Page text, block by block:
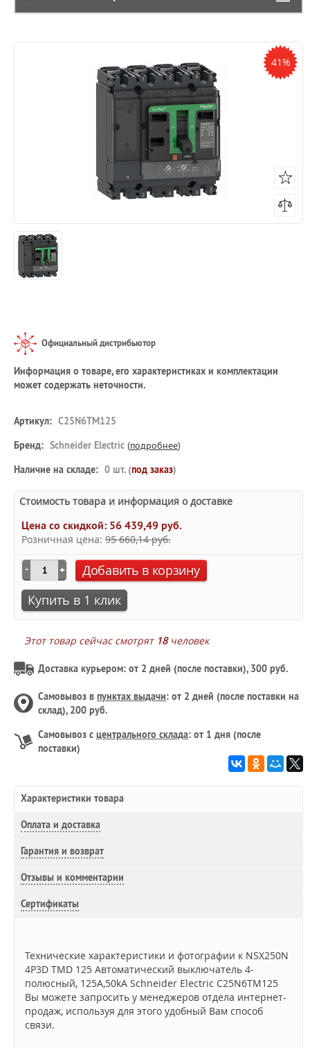
41%
Официальный дистрибьютор
Информация о товаре, его характеристиках и комплектации
может содержать неточности.
Артикул: C25N6TM125
Бренд: Schneider Electric (подробнее)
Наличие на складе: 0 шт. (под заказ)
Стоимость товара и информация о доставке
Цена со скидкой: 56 439,49 руб.
Розничная цена: 95 660,14 руб.
Добавить в корзину
Купить в 1 клик
Этот товар сейчас смотрят 18человек
Доставка курьером: от 2 дней (после поставки), 300 руб.
Самовывоз в пунктах выдачи: от 2 дней (после поставки на
склад), 200 руб.
Самовывоз с центрального склада: от 1 дня (после
поставки)
Характеристики товара
Оплата и доставка
Гарантия и возврат
Отзывы и комментарии
Сертификаты
Технические характеристики и фотографии к NSX250N
4P3D TMD 125 Автоматический выключатель 4-
полюсный, 125А,50kA Schneider Electric C25N6TM125
Вы можете запросить у менеджеров отдела интернет-
продаж, используя для этого удобный Вам способ
связи.